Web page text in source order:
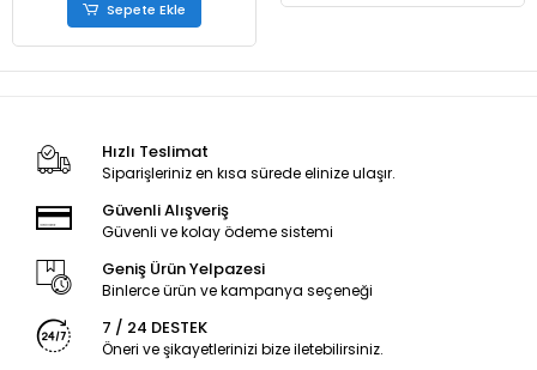
Sepete Ekle
Hızlı Teslimat
Siparişleriniz en kısa sürede elinize ulaşır.
Güvenli Alışveriş
Güvenli ve kolay ödeme sistemi
Geniş Ürün Yelpazesi
Binlerce ürün ve kampanya seçeneği
7 / 24 DESTEK
Öneri ve şikayetlerinizi bize iletebilirsiniz.